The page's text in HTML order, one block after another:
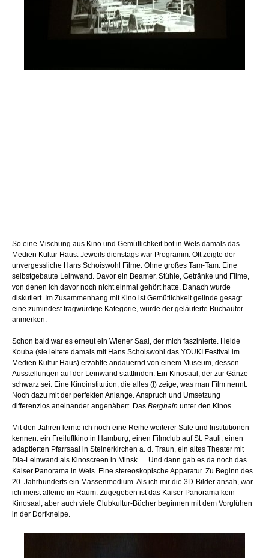
So eine Mischung aus Kino und Gemütlichkeit bot in Wels damals das
Medien Kultur Haus. Jeweils dienstags war Programm. Oft zeigte der
unvergessliche Hans Schoiswohl Filme. Ohne großes Tam-Tam. Eine
selbstgebaute Leinwand. Davor ein Beamer. Stühle, Getränke und Filme,
von denen ich davor noch nicht einmal gehört hatte. Danach wurde
diskutiert. Im Zusammenhang mit Kino ist Gemütlichkeit gelinde gesagt
eine zumindest fragwürdige Kategorie, würde der geläuterte Buchautor
anmerken.
Schon bald war es erneut ein Wiener Saal, der mich faszinierte. Heide
Kouba (sie leitete damals mit Hans Schoiswohl das YOUKI Festival im
Medien Kultur Haus) erzählte andauernd von einem Museum, dessen
Ausstellungen auf der Leinwand stattfinden. Ein Kinosaal, der zur Gänze
schwarz sei. Eine Kinoinstitution, die alles (!) zeige, was man Film nennt.
Noch dazu mit der perfekten Anlange. Anspruch und Umsetzung
differenzlos aneinander angenähert. Das Berghain unter den Kinos.
Mit den Jahren lernte ich noch eine Reihe weiterer Säle und Institutionen
kennen: ein Freiluftkino in Hamburg, einen Filmclub auf St. Pauli, einen
adaptierten Pfarrsaal in Steinerkirchen a. d. Traun, ein altes Theater mit
Dia-Leinwand als Kinoscreen in Minsk … Und dann gab es da noch das
Kaiser Panorama in Wels. Eine stereoskopische Apparatur. Zu Beginn des
20. Jahrhunderts ein Massenmedium. Als ich mir die 3D-Bilder ansah, war
ich meist alleine im Raum. Zugegeben ist das Kaiser Panorama kein
Kinosaal, aber auch viele Clubkultur-Bücher beginnen mit dem Vorglühen
in der Dorfkneipe.